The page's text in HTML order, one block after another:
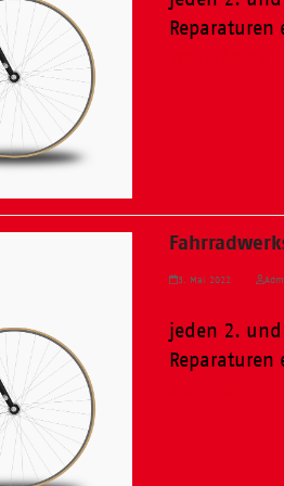
3. Mai 2022
jeden 2.